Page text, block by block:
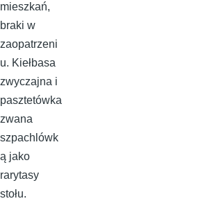
mieszkań,
braki w
zaopatrzeni
u. Kiełbasa
zwyczajna i
pasztetówka
zwana
szpachlówk
ą jako
rarytasy
stołu.